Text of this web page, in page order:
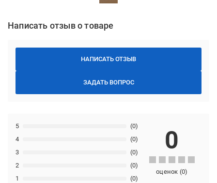
Написать отзыв о товаре
НАПИСАТЬ ОТЗЫВ
ЗАДАТЬ ВОПРОС
1 (0)
2 (0)
3 (0)
4 (0)
5 (0)
0
оценок (0)